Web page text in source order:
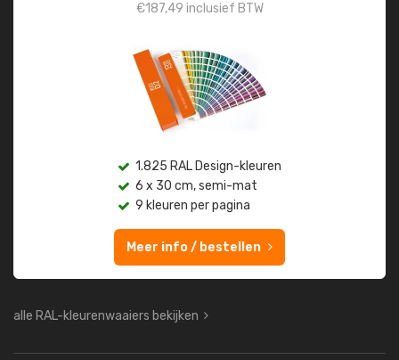
€187,49 inclusief BTW
1.825 RAL Design-kleuren
6 x 30 cm, semi-mat
9 kleuren per pagina
Meer info / bestellen
alle RAL-kleurenwaaiers bekijken